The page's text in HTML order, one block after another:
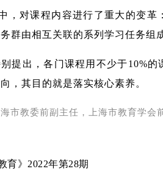
，对课程内容进行了重大的变
群由相互关联的系列学习任务组
提出，各门课程用不少于10%
，其目的就是落实核心素养。
海市教委前副主任，上海市教育学
育》2022年第28期